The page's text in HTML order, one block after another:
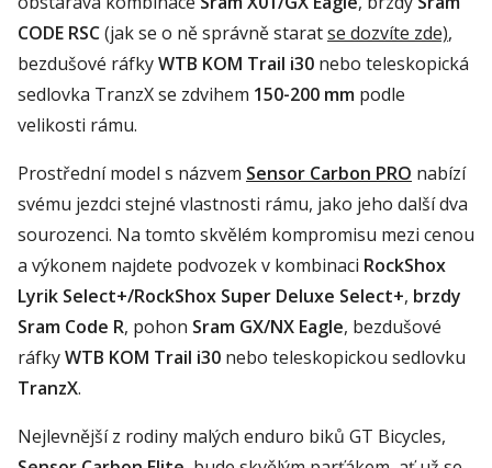
CODE RSC(jak se o ně správně staratse dozvíte zde),
bezdušové ráfkyWTB KOM Trail i30 nebo teleskopická
sedlovka TranzX se zdvihem 150-200 mm podle
velikosti rámu.
Prostřední model s názvem Sensor Carbon PRO nabízí
svému jezdci stejné vlastnosti rámu, jako jeho další dva
sourozenci. Na tomto skvělém kompromisu mezi cenou
a výkonem najdete podvozek v kombinaci RockShox
Lyrik Select+/RockShox Super Deluxe Select+, brzdy
Sram Code R, pohon Sram GX/NX Eagle, bezdušové
ráfkyWTB KOM Trail i30 nebo teleskopickou sedlovku
TranzX.
Nejlevnější z rodiny malých enduro biků GT Bicycles,